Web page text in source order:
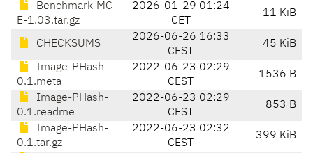
Benchmark-MC
E-1.03.tar.gz
2026-01-29 01:24
CET
11 KiB
CHECKSUMS
2026-06-26 16:33
CEST
45 KiB
Image-PHash-
0.1.meta
2022-06-23 02:29
CEST
1536 B
Image-PHash-
0.1.readme
2022-06-23 02:29
CEST
853 B
Image-PHash-
0.1.tar.gz
2022-06-23 02:32
CEST
399 KiB